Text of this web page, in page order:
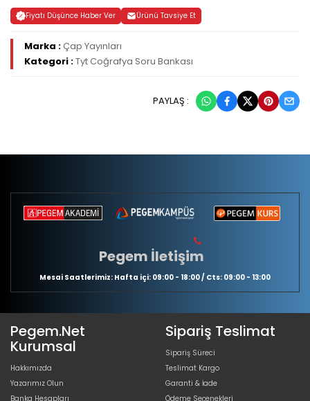
Fiyatı Düşünce Haber Ver Ürünü Tavsiye Et
Marka :Çap Yayınları
Kategori :Tyt Coğrafya Soru Bankası
PAYLAŞ :
Pegem İletişim
Mesai Saatlerimiz: Hafta içi: 09:00 - 18:00 / Cts: 09:00 - 13:00
Pegem.Net
Kurumsal
Hakkımızda
Yazarımız Olun
Banka Hesapları
Sipariş Teslimat
Sipariş Süreci
Teslimat Kargo
Garanti & İade
Ödeme Seçenekleri